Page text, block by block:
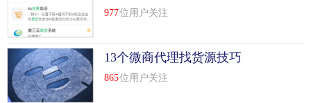
977位用户关注
13个微商代理找货源技巧
865位用户关注